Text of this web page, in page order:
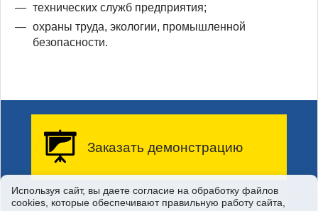
технических служб предприятия;
охраны труда, экологии, промышленной
безопасности.
Заказать демонстрацию
Заказать бесплатную
демонстрацию возможностей
Используя сайт, вы даете согласие на обработку файлов
сооkiеs, которые обеспечивают правильную работу сайта,